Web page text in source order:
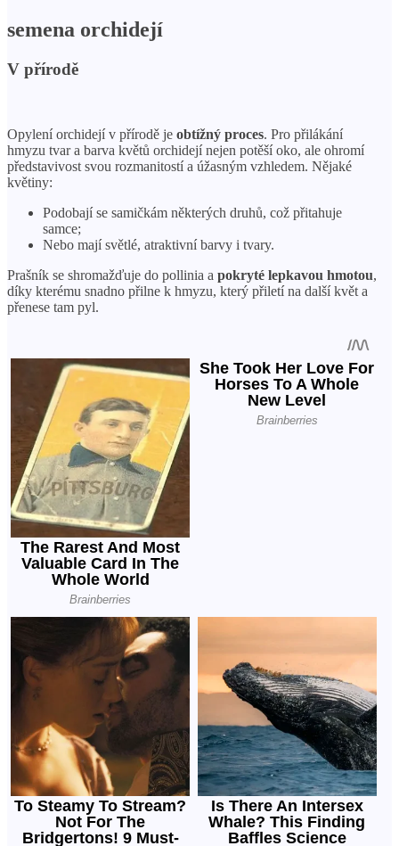
semena orchidejí
V přírodě
Opylení orchidejí v přírodě je obtížný proces. Pro přilákání
hmyzu tvar a barva květů orchidejí nejen potěší oko, ale ohromí
představivost svou rozmanitostí a úžasným vzhledem. Nějaké
květiny:
Podobají se samičkám některých druhů, což přitahuje
samce;
Nebo mají světlé, atraktivní barvy i tvary.
Prašník se shromažďuje do pollinia a pokryté lepkavou hmotou,
díky kterému snadno přilne k hmyzu, který přiletí na další květ a
přenese tam pyl.